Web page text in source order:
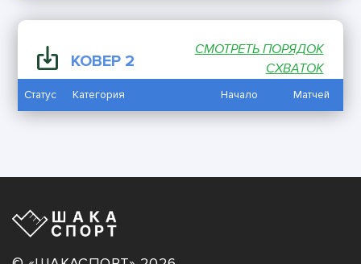
КОВЕР 2
СМОТРЕТЬ ПОРЯДОК
СХВАТОК
Статус Категория Начало Матчей